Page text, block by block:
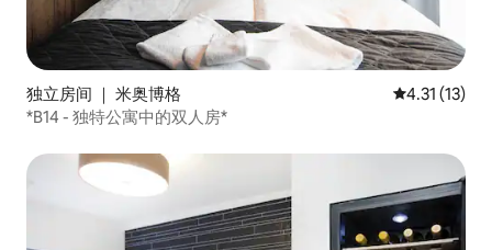
独立房间 ｜ 米奥博格 平均评分
4.31 (13)
*B14 - 独特公寓中的双人房*